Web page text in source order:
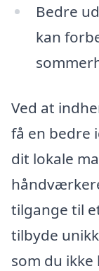
Bedre
kan
Ved at
få en bedre
dit lokale
tilgange til
tilbyde
som du